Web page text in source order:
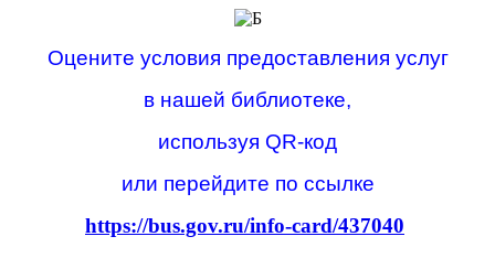
Оцените условия предоставления услуг
в нашей библиотеке,
используя QR-код
или перейдите по ссылке
https://bus.gov.ru/info-card/437040